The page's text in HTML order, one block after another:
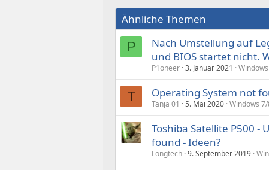
Ähnliche Themen
P
Nach Umstellung auf
und BIOS startet nicht.
P1oneer 3. Januar 2021
T Operating System not
Tanja 01 5. Mai 2020 Windows
Toshiba Satellite P500 -
found - Ideen?
Longtech 9. September 2019